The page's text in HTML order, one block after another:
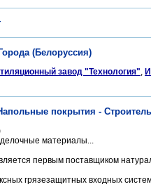
(Белоруссия)
завод "Технология",
покрытия -
материалы...
первым поставщиком
грязезащитных входных